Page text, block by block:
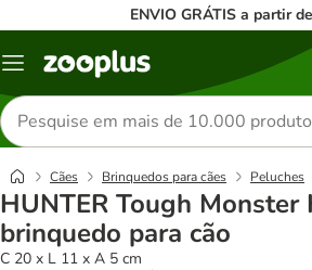
ENVIO GRÁTIS a partir
Menu
Pesquisar
produtos
Cães Brinquedos para cães Peluches
HUNTER Tough Monster
brinquedo para cão
C 20 x L 11 x A 5 cm